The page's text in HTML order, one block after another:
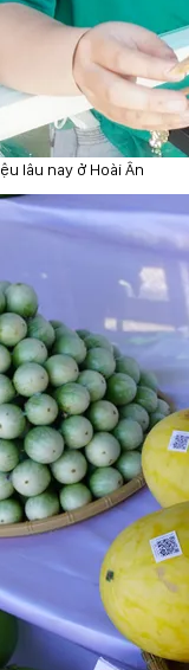
lâu nay ở Hoài Ân